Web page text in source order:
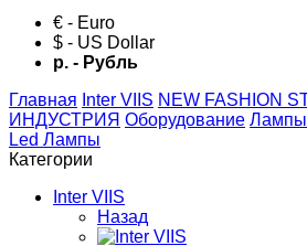
€ - Euro
$ - US Dollar
р. - Рубль
Главная Inter VIIS NEW FASHION
ИНДУСТРИЯ Оборудование Лампы
Led Лампы
Категории
Inter VIIS
Назад